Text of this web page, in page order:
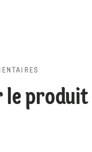
le produit